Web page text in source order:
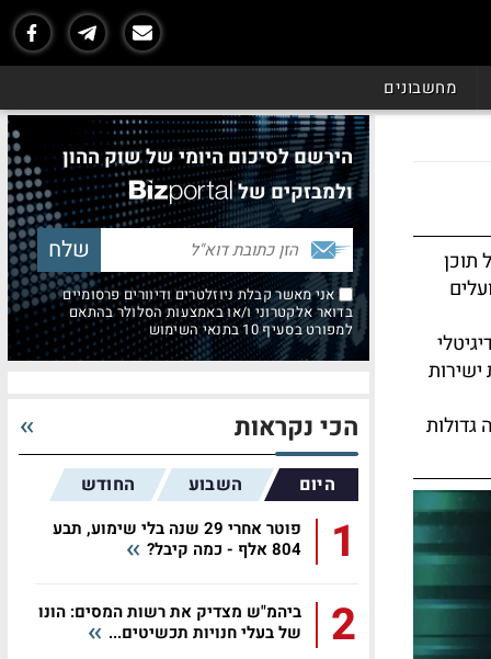
מחשבונים
תוכן
גדולות
הירשם לסיכום היומי של שוק ההון
ולמבזקים של
אני מאשר קבלת ניוזלטרים ודיוורים פרסומיים
בדואר אלקטרוני ו/או באמצעות הסלולר בהתאם
למפורט בסעיף 10 בתנאי השימוש
הכי נקראות
היום השבוע החודש
1
פוטר אחרי 29 שנה בלי שימוע, תבע
804 אלף - כמה קיבל?
2
ביהמ"ש מצדיק את רשות המסים: הונו
של בעלי חנויות תכשיטים...